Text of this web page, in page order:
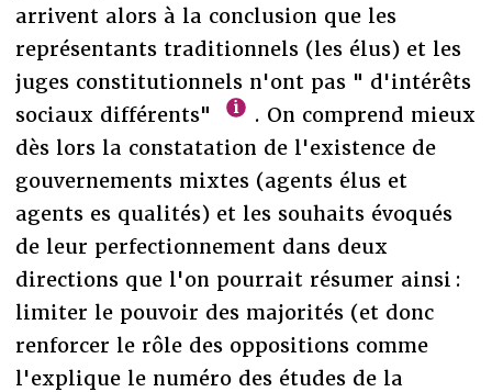
arrivent alors à la conclusion que les
représentants traditionnels (les élus) et les
juges constitutionnels n'ont pas " d'intérêts
sociaux différents"
. On comprend mieux
dès lors la constatation de l'existence de
gouvernements mixtes (agents élus et
agents es qualités) et les souhaits évoqués
de leur perfectionnement dans deux
directions que l'on pourrait résumer ainsi :
limiter le pouvoir des majorités (et donc
renforcer le rôle des oppositions comme
l'explique le numéro des études de la